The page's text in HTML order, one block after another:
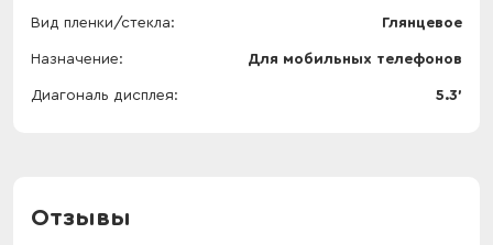
Вид пленки/стекла Глянцевое
Назначение Для мобильных телефонов
Диагональ дисплея 5.3'
Отзывы